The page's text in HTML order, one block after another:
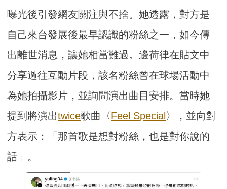
曝光後引發網友關注與不捨。她透露，對方是
自己來台發展後最早認識的粉絲之一，如今傳
出離世消息，讓她相當難過。邊荷律在貼文中
分享過往互動片段，該名粉絲曾在球場活動中
為她拍攝影片，並詢問演出曲目安排。當時她
提到將演出twice歌曲〈Feel Special 〉，並向對
方表示：「那首歌是想對粉絲，也是對你說的
話」。